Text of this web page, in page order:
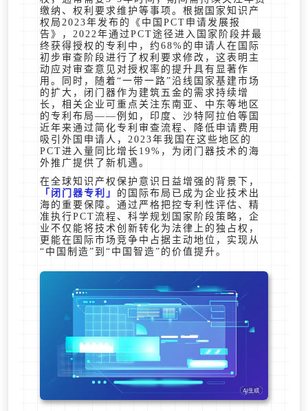
缴纳、权利要求维护等事项。根据国家知识产
权局2023年发布的《中国PCT申请发展报
告》，2022年通过PCT途径进入国家阶段并最
终获得授权的专利中，约68%的申请人在国际
初步审查阶段进行了权利要求修改，这表明主
动应对审查意见对授权率的提升具有显著作
用。同时，随着“一带一路”沿线国家基建市场
的扩大，闭门器作为建筑五金的需求持续增
长，相关企业可重点关注东南亚、中东等地区
的专利布局——例如，印度、沙特阿拉伯等国
近年来通过简化专利审查流程、降低申请费用
吸引外国申请人，2023年我国在这些地区的
PCT进入量同比增长19%，为闭门器技术的海
外推广提供了新机遇。
在全球知识产权保护意识日益增强的背景下，
闭门器专利
的国际布局已成为企业技术出
海的重要保障。通过严格把控专利性评估、精
准执行PCT流程、科学规划国家阶段策略，企
业不仅能将技术创新转化为法律上的独占权，
更能在国际市场竞争中占据主动地位，实现从
“中国制造”到“中国智造”的价值提升。